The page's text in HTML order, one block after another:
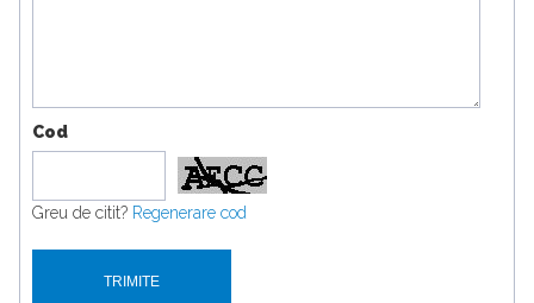
Cod
Greu de citit? Regenerare cod